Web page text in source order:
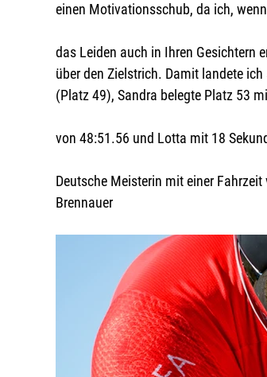
einen Motivationsschub, da ich,
das Leiden auch in Ihren Gesichtern
über den Zielstrich. Damit landete
(Platz 49), Sandra belegte Platz 53
von 48:51.56 und Lotta mit 18
Deutsche Meisterin mit einer
Brennauer